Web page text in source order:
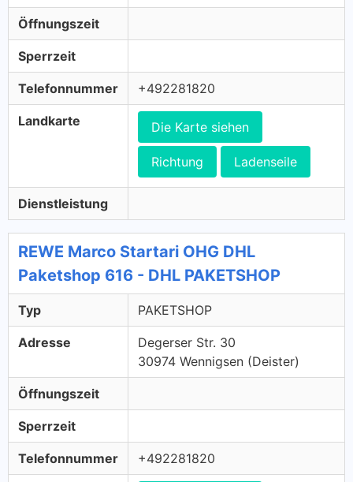
Öffnungszeit
Sperrzeit
Telefonnummer +492281820
Landkarte Die Karte siehen
Richtung Ladenseile
Dienstleistung
REWE Marco Startari OHG DHL
Paketshop 616 - DHL PAKETSHOP
Typ PAKETSHOP
Adresse
Degerser Str. 30
30974 Wennigsen (Deister)
Öffnungszeit
Sperrzeit
Telefonnummer +492281820